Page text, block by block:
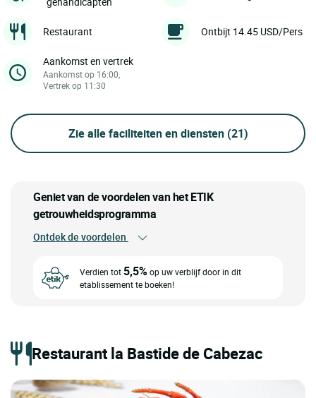
Restaurant Ontbijt 14.45 USD/Pers
Aankomst en vertrek
Aankomst op 16:00,
Vertrek op 11:30
Zie alle faciliteiten en diensten (21)
Geniet van de voordelen van het ETIK
getrouwheidsprogramma
Ontdek de voordelen
Verdien tot 5,5%op uw verblijf door in dit
etablissement te boeken!
Restaurant la Bastide de Cabezac